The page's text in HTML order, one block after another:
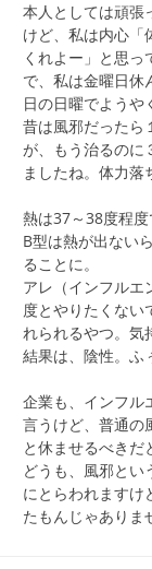
本人としては頑張
けど、私は内心「
くれよー」と思っ
で、私は金曜日休
日の日曜でようや
昔は風邪だったら
が、もう治るのに
ましたね。体力落
熱は37～38度程
B型は熱が出ない
ることに。
アレ（インフルエ
度とやりたくない
れられるやつ。気
結果は、陰性。ふ
企業も、インフル
言うけど、普通の
と休ませるべきだ
どうも、風邪とい
にとらわれますけ
たもんじゃありま